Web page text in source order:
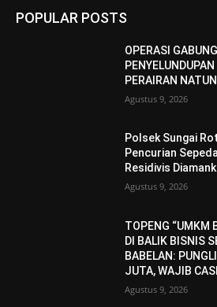
POPULAR POSTS
OPERASI
PERAIRAN
Agustus 9, 2026
Polsek Sungai
Pencurian
Residivis
Agustus 9, 2026
TOPENG “UMKM
DI BALIK BISNIS
BABELAN:
JUTA, WAJIB
Agustus 9, 2026